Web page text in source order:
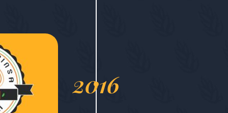
2016